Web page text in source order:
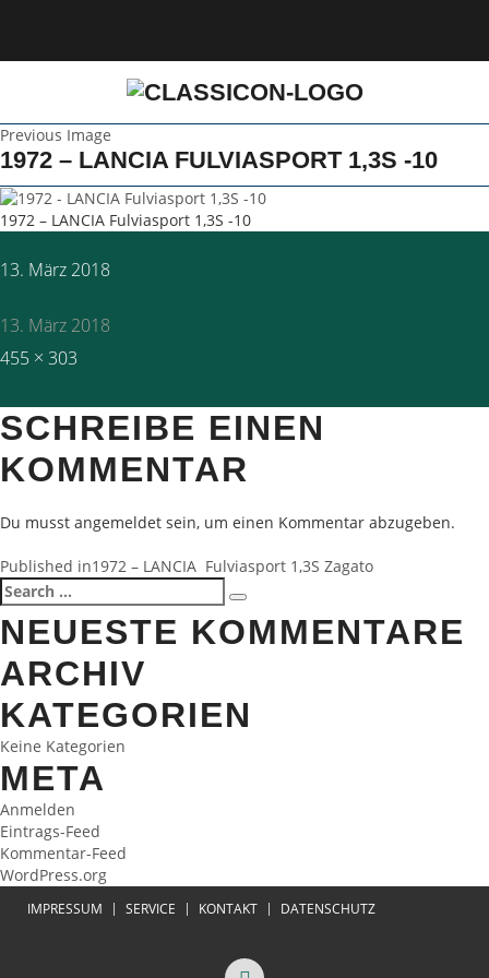
Previous Image
1972 – LANCIA FULVIASPORT 1,3S -10
1972 – LANCIA Fulviasport 1,3S -10
Posted
13. März 2018
13. März 2018
Full
455 × 303
SCHREIBE EINEN
KOMMENTAR
Du musst angemeldet sein, um einen Kommentar abzugeben.
BEITRAGSNAVIGATION
Published in1972 – LANCIA Fulviasport 1,3S Zagato
Search
for:
Search
NEUESTE KOMMENTARE
ARCHIV
KATEGORIEN
Keine Kategorien
META
Anmelden
Eintrags-Feed
Kommentar-Feed
WordPress.org
IMPRESSUM SERVICE KONTAKT DATENSCHUTZ